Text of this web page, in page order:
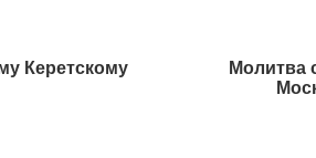
Керетскому
Молитва